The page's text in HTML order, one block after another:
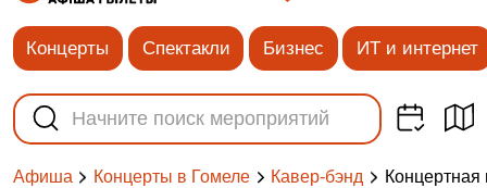
Концерты Спектакли Бизнес ИТ и интернет
Афиша Концерты в Гомеле Кавер-бэнд